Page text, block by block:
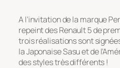
A l’invitation de la marque
repeint des Renault 5 de
trois réalisations sont
la Japonaise Sasu et de
des styles très différents !